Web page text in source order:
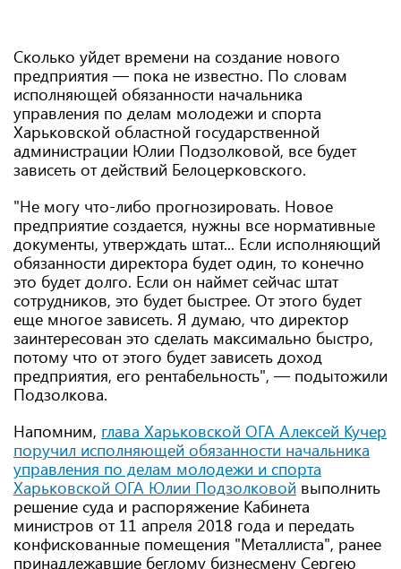
Сколько уйдет времени на создание нового
предприятия — пока не известно. По словам
исполняющей обязанности начальника
управления по делам молодежи и спорта
Харьковской областной государственной
администрации Юлии Подзолковой, все будет
зависеть от действий Белоцерковского.
"Не могу что-либо прогнозировать. Новое
предприятие создается, нужны все нормативные
документы, утверждать штат... Если исполняющий
обязанности директора будет один, то конечно
это будет долго. Если он наймет сейчас штат
сотрудников, это будет быстрее. От этого будет
еще многое зависеть. Я думаю, что директор
заинтересован это сделать максимально быстро,
потому что от этого будет зависеть доход
предприятия, его рентабельность", — подытожили
Подзолкова.
Напомним, глава Харьковской ОГА Алексей Кучер
поручил исполняющей обязанности начальника
управления по делам молодежи и спорта
Харьковской ОГА Юлии Подзолковой выполнить
решение суда и распоряжение Кабинета
министров от 11 апреля 2018 года и передать
конфискованные помещения "Металлиста", ранее
принадлежавшие беглому бизнесмену Сергею